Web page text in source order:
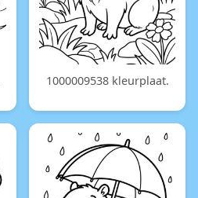
1000009538 kleurplaat.